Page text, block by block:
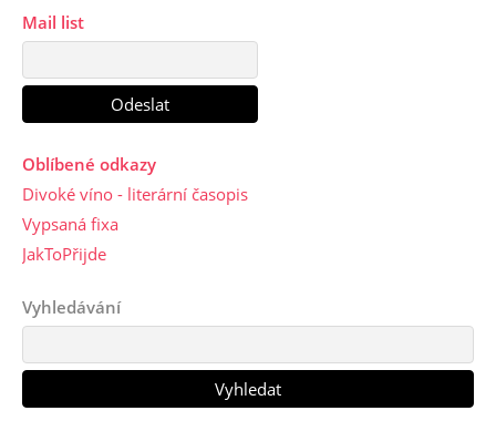
Mail list
Oblíbené odkazy
Divoké víno - literární časopis
Vypsaná fixa
JakToPřijde
Vyhledávání